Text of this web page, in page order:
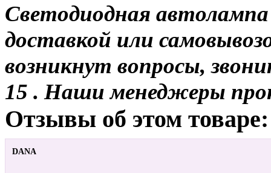
Светодиодная
доставкой или
возникнут вопросы,
15 . Наши менеджеры
Отзывы об этом товаре:
DANA